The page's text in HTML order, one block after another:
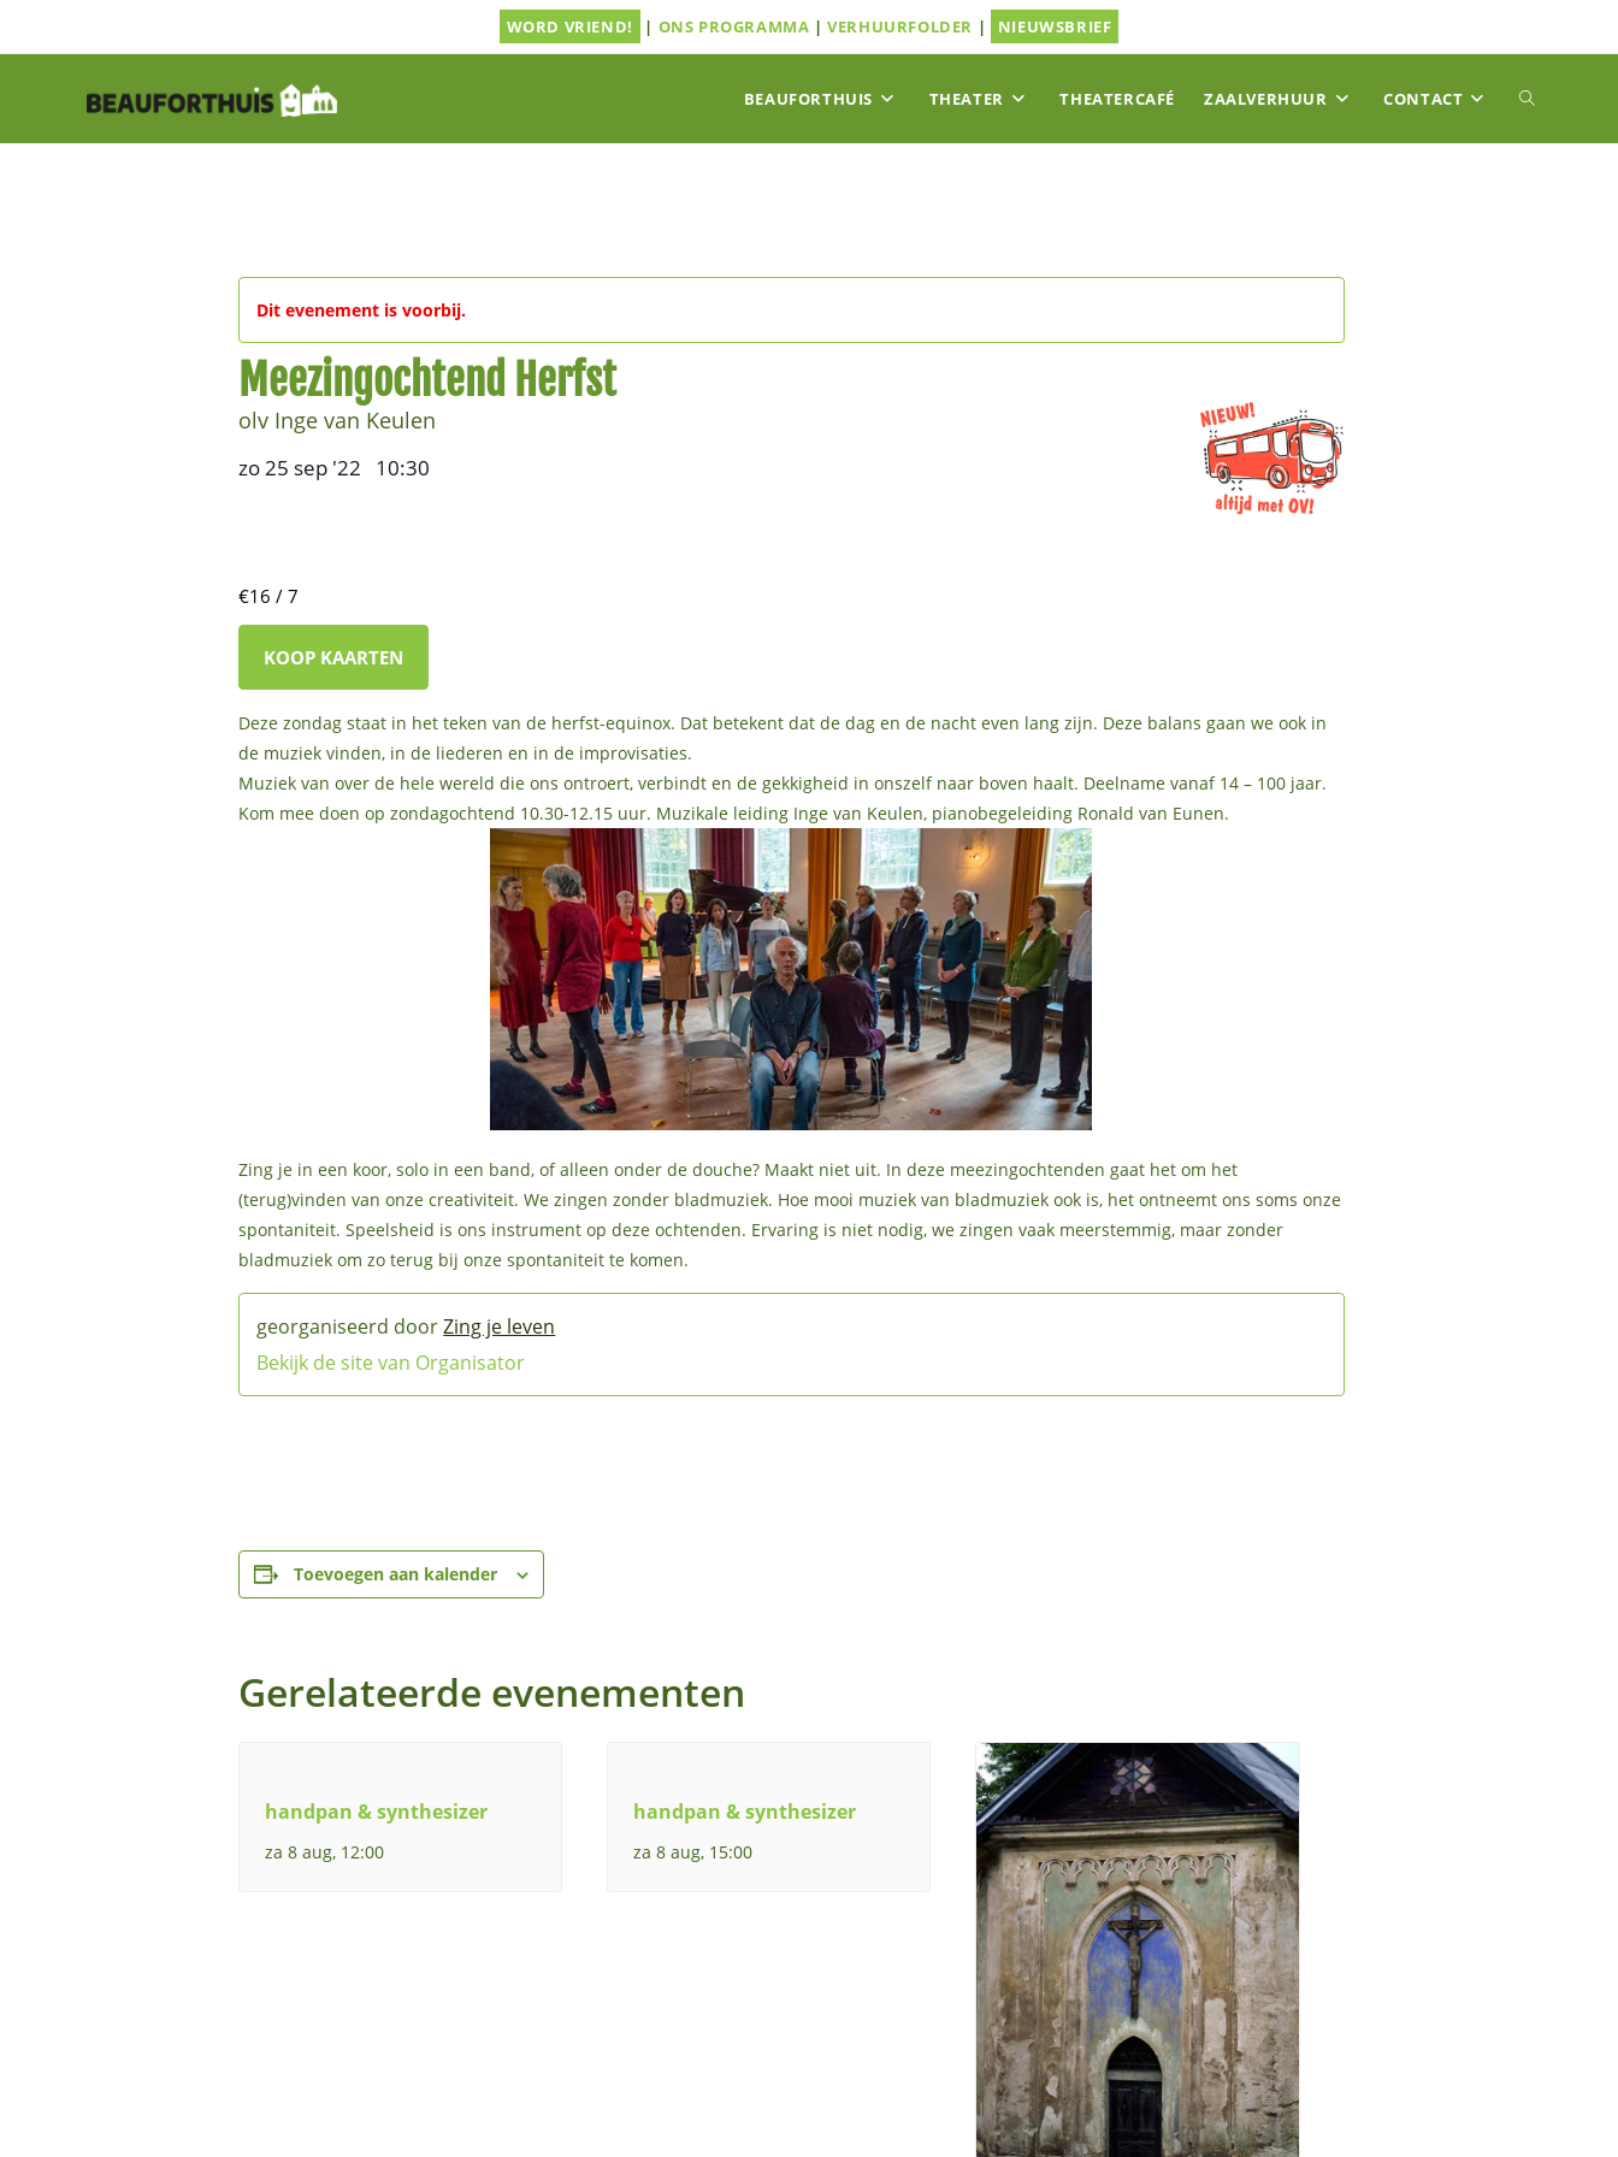
WORD VRIEND! | ONS PROGRAMMA |VERHUURFOLDER | NIEUWSBRIEF
BEAUFORTHUIS THEATER THEATERCAFÉ ZAALVERHUUR CONTACT TOGGLE
Dit evenement is voorbij.
Meezingochtend Herfst
olv Inge van Keulen
zo 25 sep '22 10:30
€16 / 7
KOOP KAARTEN
Deze zondag staat in het teken van de herfst-equinox. Dat betekent dat de dag en de nacht even lang zijn. Deze balans gaan we ook in
de muziek vinden, in de liederen en in de improvisaties.
Muziek van over de hele wereld die ons ontroert, verbindt en de gekkigheid in onszelf naar boven haalt. Deelname vanaf 14 – 100 jaar.
Kom mee doen op zondagochtend 10.30-12.15 uur. Muzikale leiding Inge van Keulen, pianobegeleiding Ronald van Eunen.
Zing je in een koor, solo in een band, of alleen onder de douche? Maakt niet uit. In deze meezingochtenden gaat het om het
(terug)vinden van onze creativiteit. We zingen zonder bladmuziek. Hoe mooi muziek van bladmuziek ook is, het ontneemt ons soms onze
spontaniteit. Speelsheid is ons instrument op deze ochtenden. Ervaring is niet nodig, we zingen vaak meerstemmig, maar zonder
bladmuziek om zo terug bij onze spontaniteit te komen.
Zing je leven
Bekijk de site van Organisator
Toevoegen aan kalender
Gerelateerde evenementen
handpan & synthesizer
za 8 aug, 12:00
handpan & synthesizer
za 8 aug, 15:00